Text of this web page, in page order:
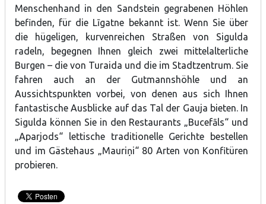
Menschenhand in den Sandstein gegrabenen Höhlen
befinden, für die Līgatne bekannt ist. Wenn Sie über
die hügeligen, kurvenreichen Straßen von Sigulda
radeln, begegnen Ihnen gleich zwei mittelalterliche
Burgen – die von Turaida und die im Stadtzentrum. Sie
fahren auch an der Gutmannshöhle und an
Aussichtspunkten vorbei, von denen aus sich Ihnen
fantastische Ausblicke auf das Tal der Gauja bieten. In
Sigulda können Sie in den Restaurants „Bucefāls“ und
„Aparjods“ lettische traditionelle Gerichte bestellen
und im Gästehaus „Mauriņi“ 80 Arten von Konfitüren
probieren.